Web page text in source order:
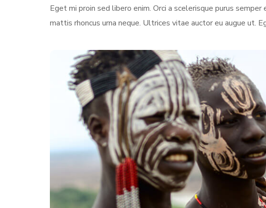
Eget mi proin sed libero enim. Orci a scelerisque purus
mattis rhoncus urna neque. Ultrices vitae auctor eu augue ut.